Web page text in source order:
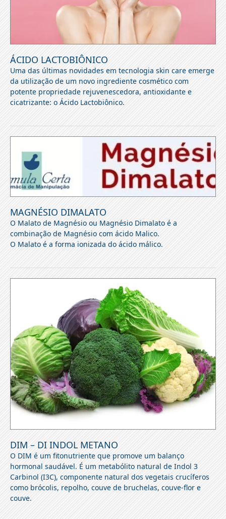
ÁCIDO LACTOBIÔNICO
Uma das últimas novidades em tecnologia skin care emerge
da utilização de um novo ingrediente cosmético com
potente propriedade rejuvenescedora, antioxidante e
cicatrizante: o Ácido Lactobiônico.
MAGNÉSIO DIMALATO
O Malato de Magnésio ou Magnésio Dimalato é a
combinação de Magnésio com ácido Malico.
O Malato é a forma ionizada do ácido málico.
DIM – DI INDOL METANO
O DIM é um fitonutriente que promove um balanço
hormonal saudável. É um metabólito natural de Indol 3
Carbinol (I3C), componente natural dos vegetais crucíferos
como brócolis, repolho, couve de bruchelas, couve-flor e
couve.